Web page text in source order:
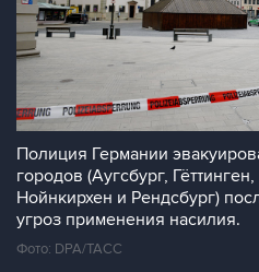
Полиция Германии
городов (Аугсбург,
Нойнкирхен и Рендсбург)
угроз применения насилия.
Фото: DPA/ТАСС